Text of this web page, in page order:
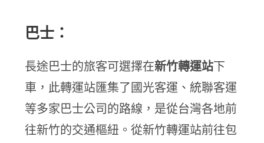
巴士：
長途巴士的旅客可選擇在新竹轉運站下
車，此轉運站匯集了國光客運、統聯客運
等多家巴士公司的路線，是從台灣各地前
往新竹的交通樞紐。從新竹轉運站前往包